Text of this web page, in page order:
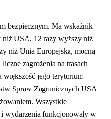
bezpiecznym. Ma wskaźnik
niż USA, 12 razy wyższy niż
niż Unia Europejska, mocną
zagrożenia na trasach
większość jego terytorium
Spraw Zagranicznych USA
Wszystkie
wydarzenia funkcjonowały w